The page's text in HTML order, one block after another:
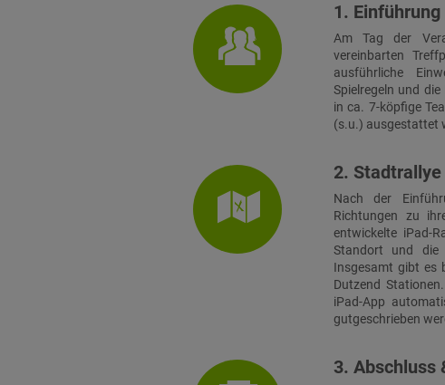
1. Einführung
Am Tag der
vereinbarten
ausführliche
Spielregeln und
in ca. 7-köpfige
(s.u.) ausgestattet
2. Stadtrallye
Nach der
Richtungen zu
entwickelte iPad-
Standort und die
Insgesamt gibt es
Dutzend
iPad-App
gutgeschrieben
3. Abschluss